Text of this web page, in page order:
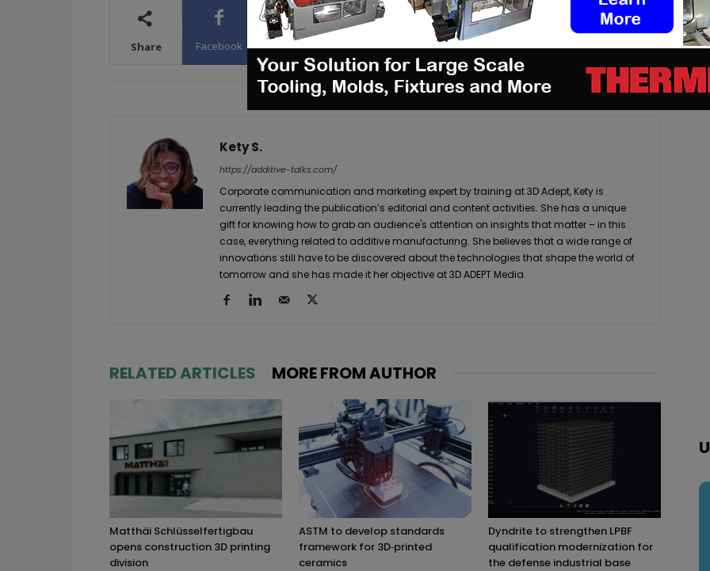
Share Facebook X WhatsApp Linkedin ReddIt Email Print
Kety S.
https://additive-talks.com/
Corporate communication and marketing expert by training at 3D Adept, Kety is
currently leading the publication’s editorial and content activities. She has a unique
gift for knowing how to grab an audience's attention on insights that matter – in this
case, everything related to additive manufacturing. She believes that a wide range of
innovations still have to be discovered about the technologies that shape the world of
tomorrow and she has made it her objective at 3D ADEPT Media.
RELATED ARTICLES MORE FROM AUTHOR
Matthäi Schlüsselfertigbau
opens construction 3D printing
division
ASTM to develop standards
framework for 3D‑printed
ceramics
Dyndrite to strengthen LPBF
qualification modernization for
the defense industrial base